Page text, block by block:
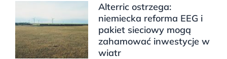
Alterric ostrzega:
niemiecka reforma EEG i
pakiet sieciowy mogą
zahamować inwestycje w
wiatr